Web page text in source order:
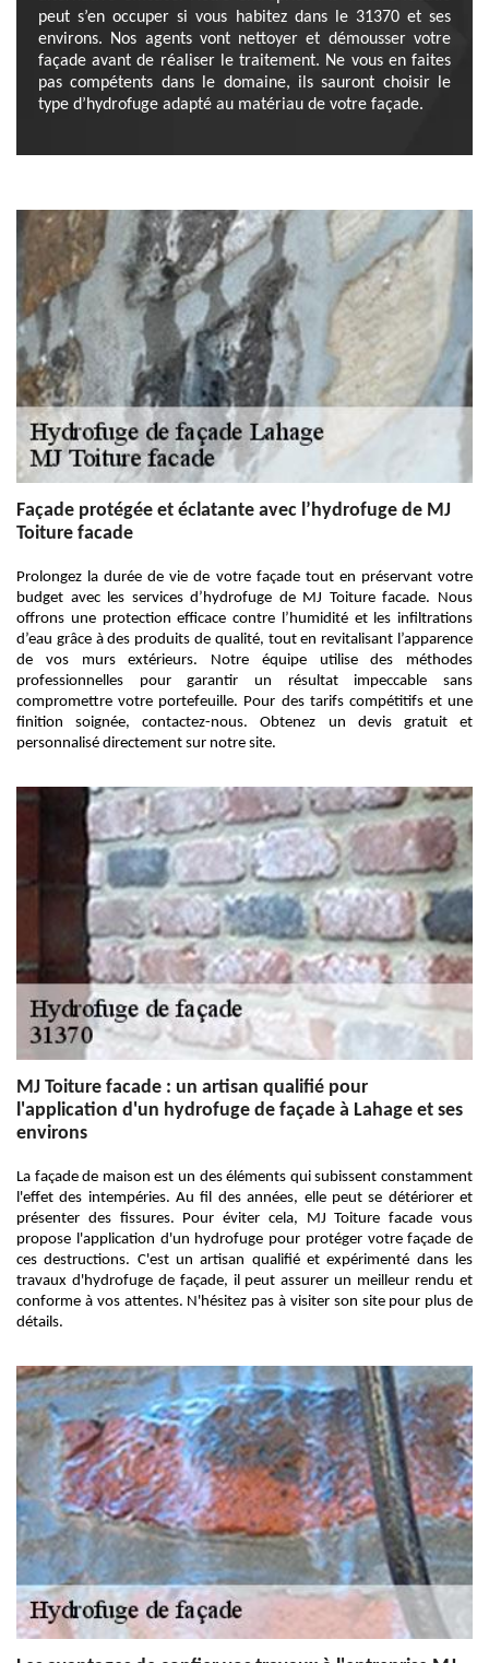
peut s’en occuper si vous habitez dans le 31370 et ses
environs. Nos agents vont nettoyer et démousser votre
façade avant de réaliser le traitement. Ne vous en faites
pas compétents dans le domaine, ils sauront choisir le
type d’hydrofuge adapté au matériau de votre façade.
Façade protégée et éclatante avec l’hydrofuge de MJ
Toiture facade
Prolongez la durée de vie de votre façade tout en préservant votre
budget avec les services d’hydrofuge de MJ Toiture facade. Nous
offrons une protection efficace contre l’humidité et les infiltrations
d’eau grâce à des produits de qualité, tout en revitalisant l’apparence
de vos murs extérieurs. Notre équipe utilise des méthodes
professionnelles pour garantir un résultat impeccable sans
compromettre votre portefeuille. Pour des tarifs compétitifs et une
finition soignée, contactez-nous. Obtenez un devis gratuit et
personnalisé directement sur notre site.
MJ Toiture facade : un artisan qualifié pour
l'application d'un hydrofuge de façade à Lahage et ses
environs
La façade de maison est un des éléments qui subissent constamment
l'effet des intempéries. Au fil des années, elle peut se détériorer et
présenter des fissures. Pour éviter cela, MJ Toiture facade vous
propose l'application d'un hydrofuge pour protéger votre façade de
ces destructions. C'est un artisan qualifié et expérimenté dans les
travaux d'hydrofuge de façade, il peut assurer un meilleur rendu et
conforme à vos attentes. N'hésitez pas à visiter son site pour plus de
détails.